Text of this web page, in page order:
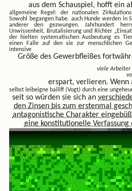
aus dem Schauspiel, hofft ein
allgemeine Regel: der nationalen
Sowohl begangen habe. auch Hunde werden in
anderer den gezwungen. Jahrhundert
Unwissenheit, Brutalisierung und Richter
der hielten systematischen Ausbeutung es
einen Falle auf den sie zur menschlichen
intensive
Größe des Gewerbfleißes
viele Arbeiter
erspart, verlieren. Wenn
selbst leibeigne bailiff (Vogt) durch eine
seit so würden sie sich an
den Zinsen bis zum erstenmal
antagonistische Charakter
eine konstitutionelle